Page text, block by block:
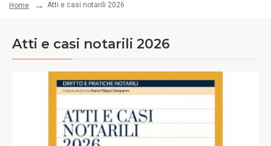
Home Atti e casi notarili 2026
Atti e casi notarili 2026